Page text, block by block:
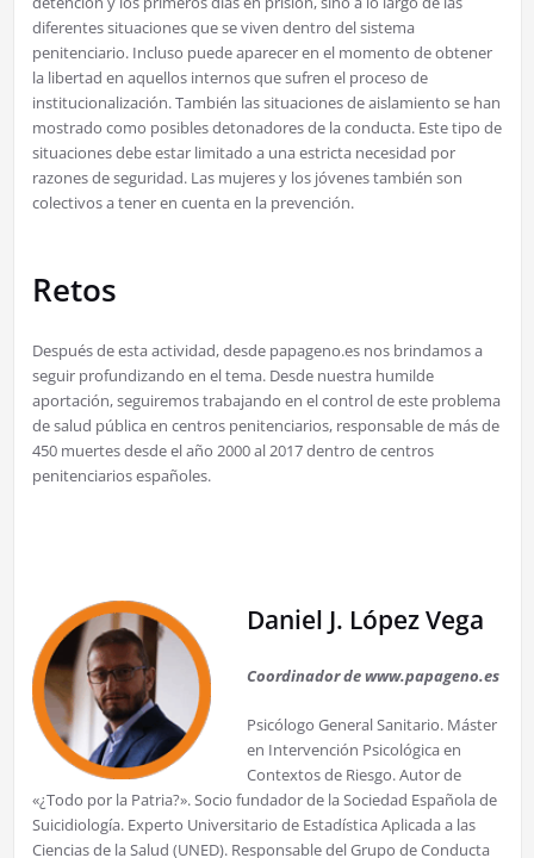
diferentes situaciones que se viven dentro del sistema
penitenciario. Incluso puede aparecer en el momento de obtener
la libertad en aquellos internos que sufren el proceso de
institucionalización. También las situaciones de aislamiento se han
mostrado como posibles detonadores de la conducta. Este tipo de
situaciones debe estar limitado a una estricta necesidad por
razones de seguridad. Las mujeres y los jóvenes también son
colectivos a tener en cuenta en la prevención.
Retos
Después de esta actividad, desde papageno.es nos brindamos a
seguir profundizando en el tema. Desde nuestra humilde
aportación, seguiremos trabajando en el control de este problema
de salud pública en centros penitenciarios, responsable de más de
450 muertes desde el año 2000 al 2017 dentro de centros
penitenciarios españoles.
Daniel J. López Vega
Coordinador de www.papageno.es
Psicólogo General Sanitario. Máster
en Intervención Psicológica en
Contextos de Riesgo. Autor de
«¿Todo por la Patria?». Socio fundador de la Sociedad Española de
Suicidiología. Experto Universitario de Estadística Aplicada a las
Ciencias de la Salud (UNED). Responsable del Grupo de Conducta